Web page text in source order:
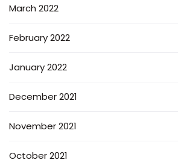
March 2022
February 2022
January 2022
December 2021
November 2021
October 2021